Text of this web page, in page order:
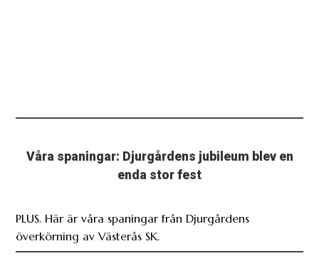
Våra spaningar: Djurgårdens jubileum blev en
enda stor fest
PLUS. Här är våra spaningar från Djurgårdens
överkörning av Västerås SK.